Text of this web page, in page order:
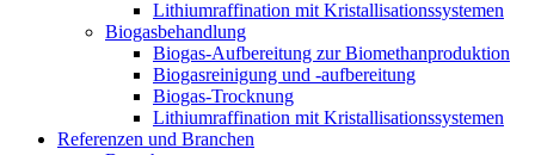
Lithiumraffination mit Kristallisationssystemen
Biogasbehandlung
Biogas-Aufbereitung zur Biomethanproduktion
Biogasreinigung und -aufbereitung
Biogas-Trocknung
Lithiumraffination mit Kristallisationssystemen
Referenzen und Branchen